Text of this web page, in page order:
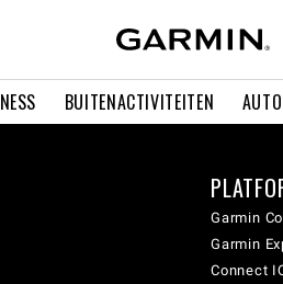
BUITENACTIVITEITEN
Garmin
Garmin
Connect